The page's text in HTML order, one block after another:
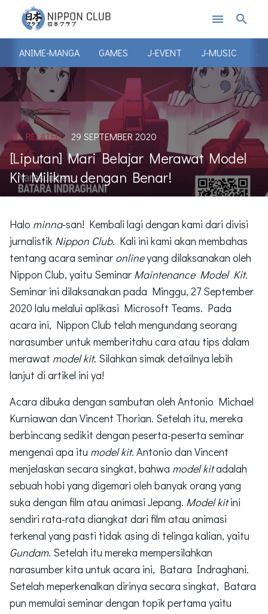
menu search
ANIME-MANGA GAMES J-EVENT J-MUSIC J-
NC RELATED 29 SEPTEMBER 2020
[Liputan] Mari Belajar Merawat Model
Kit Milikmu dengan Benar!
Halo minna-san! Kembali lagi dengan kami dari divisi
jurnalistik Nippon Club. Kali ini kami akan membahas
tentang acara seminar onlineyang dilaksanakan oleh
Nippon Club, yaitu Seminar Maintenance Model Kit.
Seminar ini dilaksanakan pada Minggu, 27 September
2020 lalu melalui aplikasi Microsoft Teams. Pada
acara ini, Nippon Club telah mengundang seorang
narasumber untuk memberitahu cara atau tips dalam
merawat model kit. Silahkan simak detailnya lebih
lanjut di artikel ini ya!
Acara dibuka dengan sambutan oleh Antonio Michael
Kurniawan dan Vincent Thorian. Setelah itu, mereka
berbincang sedikit dengan peserta-peserta seminar
mengenai apa itu model kit. Antonio dan Vincent
menjelaskan secara singkat, bahwa model kitadalah
sebuah hobi yang digemari oleh banyak orang yang
suka dengan film atau animasi Jepang. Model kitini
sendiri rata-rata diangkat dari film atau animasi
terkenal yang pasti tidak asing di telinga kalian, yaitu
Gundam. Setelah itu mereka mempersilahkan
narasumber kita untuk acara ini, Batara Indraghani.
Setelah meperkenalkan dirinya secara singkat, Batara
pun memulai seminar dengan topik pertama yaitu